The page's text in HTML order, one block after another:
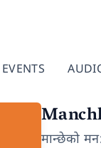
EVENTS
मान्छेको